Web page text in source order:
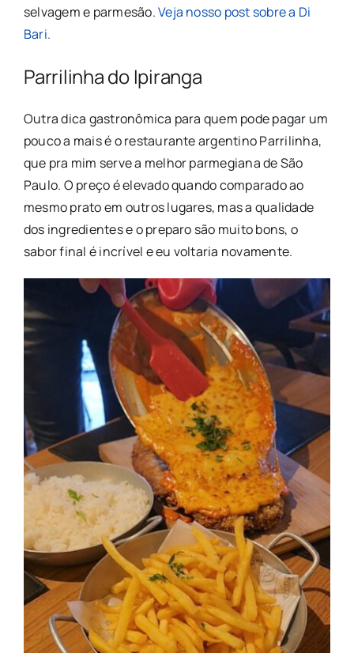
selvagem e parmesão.Veja nosso post sobre a Di
Bari.
Parrilinha do Ipiranga
Outra dica gastronômica para quem pode pagar um
pouco a mais é o restaurante argentino Parrilinha,
que pra mim serve a melhor parmegiana de São
Paulo. O preço é elevado quando comparado ao
mesmo prato em outros lugares, mas a qualidade
dos ingredientes e o preparo são muito bons, o
sabor final é incrível e eu voltaria novamente.